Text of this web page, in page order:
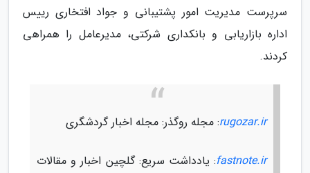
سرپرست مدیریت امور پشتیبانی و جواد افتخاری رییس
اداره بازاریابی و بانکداری شرکتی، مدیرعامل را همراهی
کردند.
rugozar.ir: مجله روگذر: مجله اخبار گردشگری
fastnote.ir: یادداشت سریع: گلچین اخبار و مقالات